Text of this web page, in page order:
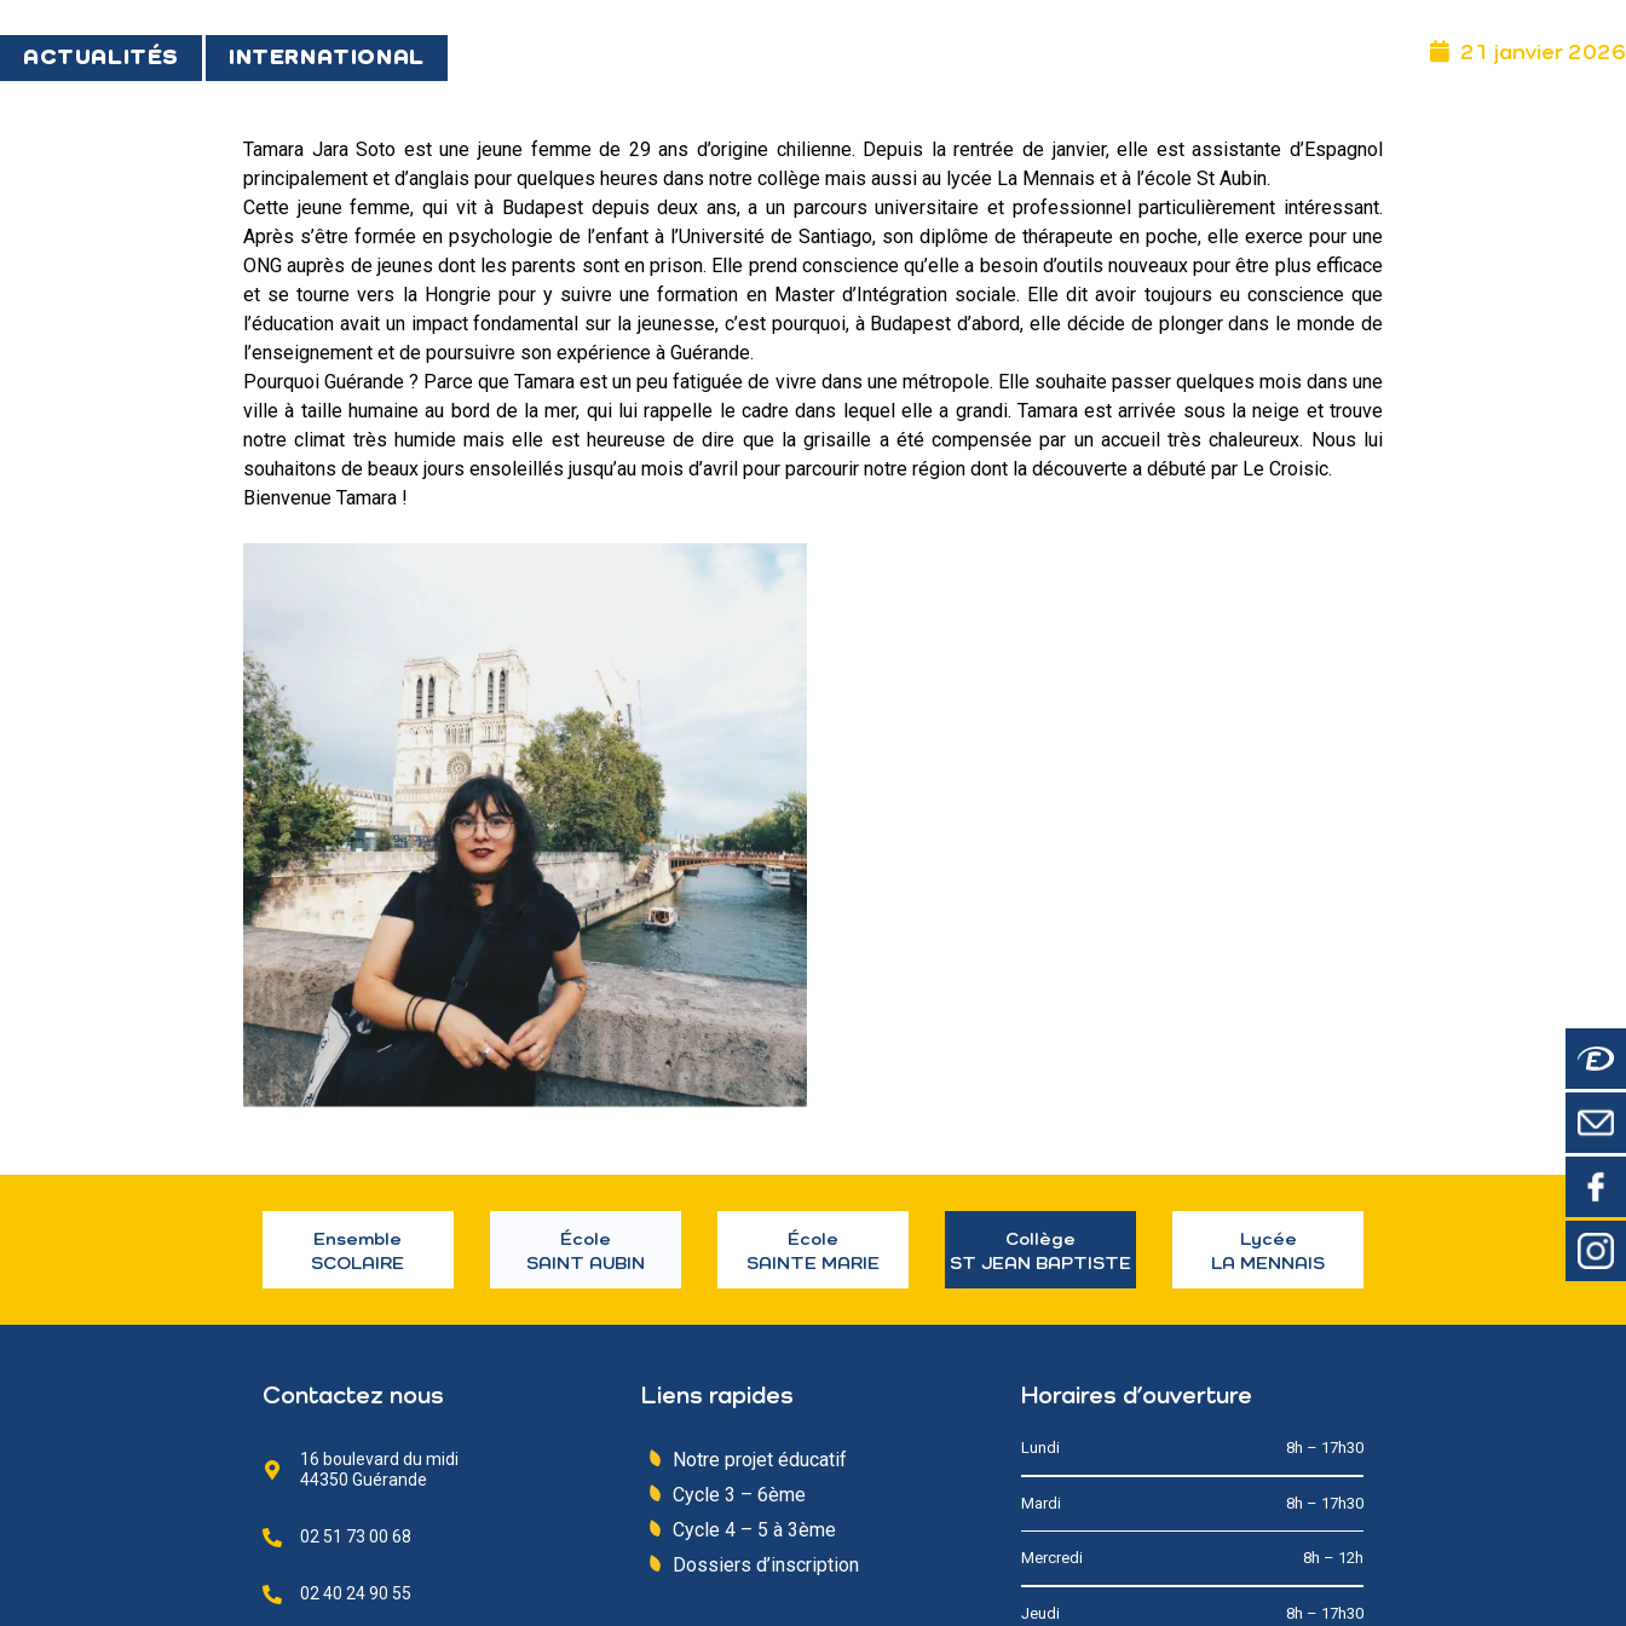
ACTUALITÉS INTERNATIONAL 21 janvier 2026
Tamara Jara Soto est une jeune femme de 29 ans d’origine chilienne. Depuis la rentrée de janvier, elle est assistante d’Espagnol
principalement et d’anglais pour quelques heures dans notre collège mais aussi au lycée La Mennais et à l’école St Aubin.
Cette jeune femme, qui vit à Budapest depuis deux ans, a un parcours universitaire et professionnel particulièrement intéressant.
Après s’être formée en psychologie de l’enfant à l’Université de Santiago, son diplôme de thérapeute en poche, elle exerce pour une
ONG auprès de jeunes dont les parents sont en prison. Elle prend conscience qu’elle a besoin d’outils nouveaux pour être plus efficace
et se tourne vers la Hongrie pour y suivre une formation en Master d’Intégration sociale. Elle dit avoir toujours eu conscience que
l’éducation avait un impact fondamental sur la jeunesse, c’est pourquoi, à Budapest d’abord, elle décide de plonger dans le monde de
l’enseignement et de poursuivre son expérience à Guérande.
Pourquoi Guérande ? Parce que Tamara est un peu fatiguée de vivre dans une métropole. Elle souhaite passer quelques mois dans une
ville à taille humaine au bord de la mer, qui lui rappelle le cadre dans lequel elle a grandi. Tamara est arrivée sous la neige et trouve
notre climat très humide mais elle est heureuse de dire que la grisaille a été compensée par un accueil très chaleureux. Nous lui
souhaitons de beaux jours ensoleillés jusqu’au mois d’avril pour parcourir notre région dont la découverte a débuté par Le Croisic.
Bienvenue Tamara !
Ensemble
SCOLAIRE
École
SAINT AUBIN
École
SAINTE MARIE
Collège
ST JEAN BAPTISTE
Lycée
LA MENNAIS
Contactez nous
16 boulevard du midi
44350 Guérande
02 51 73 00 68
02 40 24 90 55
Liens rapides
Notre projet éducatif
Cycle 3 – 6ème
Cycle 4 – 5 à 3ème
Dossiers d’inscription
Horaires d’ouverture
Lundi 8h – 17h30
Mardi 8h – 17h30
Mercredi 8h – 12h
Jeudi 8h – 17h30